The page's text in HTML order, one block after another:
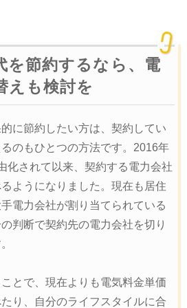
を節約するなら、電
えも検討を
に節約したい方は、契約してい
のもひとつの方法です。2016年
化されて以来、契約する電力会社
ようになりました。現在も居住
電力会社が割り当てられている
判断で契約先の電力会社を切り
とで、現在よりも電気料金単価
り、自分のライフスタイルに合